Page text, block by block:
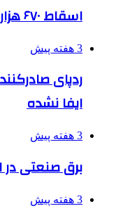
اسقاط ۶۷۰ هزار خودروی فرسوده طی ۳ سال
3 هفته پیش
ردپای
ایفا نشده
3 هفته پیش
برق صنعتی در ایران ۱۵ برابر
3 هفته پیش